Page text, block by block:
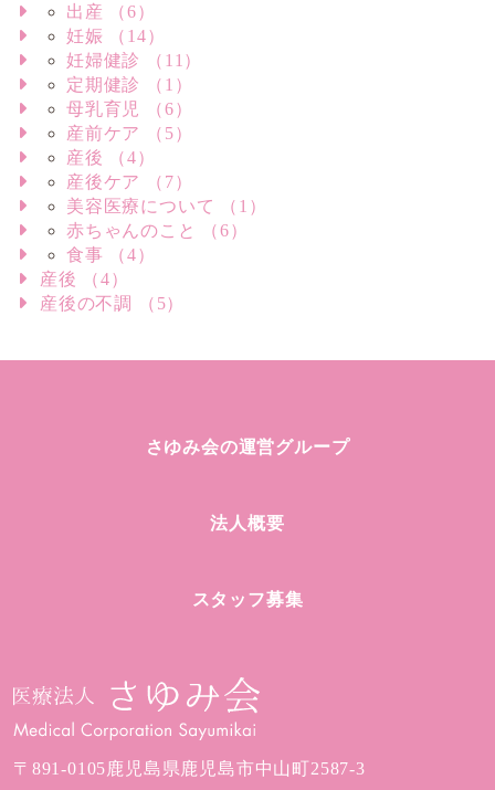
出産 （6）
妊娠 （14）
妊婦健診 （11）
定期健診 （1）
母乳育児 （6）
産前ケア （5）
産後 （4）
産後ケア （7）
美容医療について （1）
赤ちゃんのこと （6）
食事 （4）
産後 （4）
産後の不調 （5）
さゆみ会の運営グループ
法人概要
スタッフ募集
〒891-0105鹿児島県鹿児島市中山町2587-3